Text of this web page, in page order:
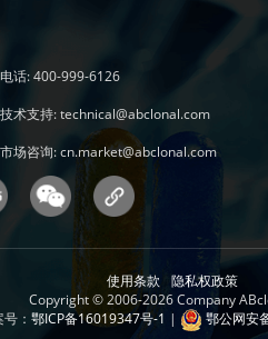
电话: 400-999-6126
技术支持:technical@abclonal.com
市场咨询:cn.market@abclonal.com
使用条款
隐私权政策
Copyright © 2006-2026 Company
： 鄂ICP备16019347号-1 | 鄂公网安